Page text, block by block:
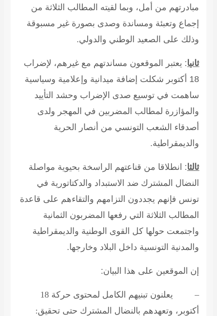
مبادرتهم من أمل، وبما لقيته المطالب الثلاثة من
إجماع وتعبئة ومساندة وصدى بصورة غير مسبوقة
وذلك على الصعيد الوطني والدولي.
ثانيا: يعتبر الموقعون مساندتهم مع غيرهم، لإضراب
18 أكتوبر شكلت إضافة ميدانية وإعلامية وسياسية
ساهمت في توسيع صدى الإضراب وحشد التأييد
والمؤازرة لمطالب المضربين في المهجر ولدى
أصدقاء الشعب التونسي من أنصار الحرية
والديمقراطية.
ثالثا: انطلاقا من قناعتهم الراسخة بحيوية مواصلة
النضال المشترك ضد الاستبداد والدكتاتورية في
تونس فإنهم يجددون التزامهم والتقاءهم على قاعدة
المطالب الثلاثة التي رفعها المضربون الثمانية
واجتمعت حولها كل القوى الوطنية والديمقراطية
والمدنية التونسية داخل البلاد وخارجها.
إن الموقعين على هذا البيان:
–
يعلنون تبنيهم الكامل لمحتوى حركة 18
أكتوبر، وتعهدهم بالنضال المشترك حتى تحقيق: